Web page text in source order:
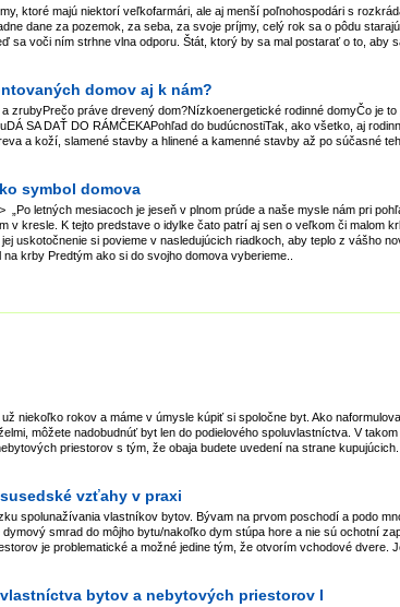
ktoré majú niektorí veľkofarmári, ale aj menší poľnohospodári s
dane za pozemok, za seba, za svoje príjmy, celý rok sa o pôdu
sa voči ním strhne vlna odporu. Štát, ktorý by sa mal postarať o to, aby
domov aj k nám?
zrubyPrečo práve drevený dom?Nízkoenergetické rodinné domyČo je
SA DAŤ DO RÁMČEKAPohľad do budúcnostiTak, ako všetko, aj
a koží, slamené stavby a hlinené a kamenné stavby až po súčasné
symbol domova
„Po letných mesiacoch je jeseň v plnom prúde a naše mysle nám pri
v kresle. K tejto predstave o idylke čato patrí aj sen o veľkom či malom
uskotočnenie si povieme v nasledujúcich riadkoch, aby teplo z vášho
na krby Predtým ako si do svojho domova vyberieme..
niekoľko rokov a máme v úmysle kúpiť si spoločne byt. Ako
môžete nadobudnúť byt len do podielového spoluvlastníctva. V
priestorov s tým, že obaja budete uvedení na strane
vzťahy v praxi
spolunažívania vlastníkov bytov. Bývam na prvom poschodí a podo
smrad do môjho bytu/nakoľko dym stúpa hore a nie sú ochotní
je problematické a možné jedine tým, že otvorím vchodové dvere.
bytov a nebytových priestorov I